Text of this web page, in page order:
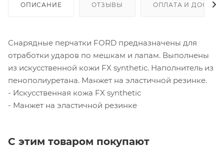
ОПИСАНИЕ ОТЗЫВЫ ОПЛАТА И
Снарядные перчатки FORD предназначены для
отработки ударов по мешкам и лапам. Выполнены
из искусственной кожи FX synthetic. Наполнитель из
пенополиуретана. Манжет на эластичной резинке.
- Искусственная кожа FX synthetic
- Манжет на эластичной резинке
С этим товаром покупают